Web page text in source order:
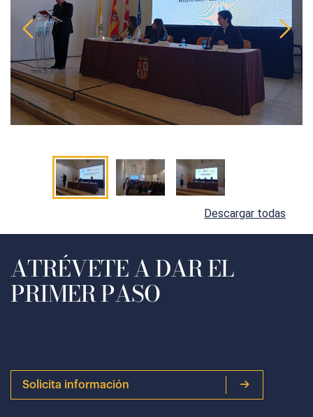
Descargar todas
ATRÉVETE A DAR EL
PRIMER PASO
Solicita información